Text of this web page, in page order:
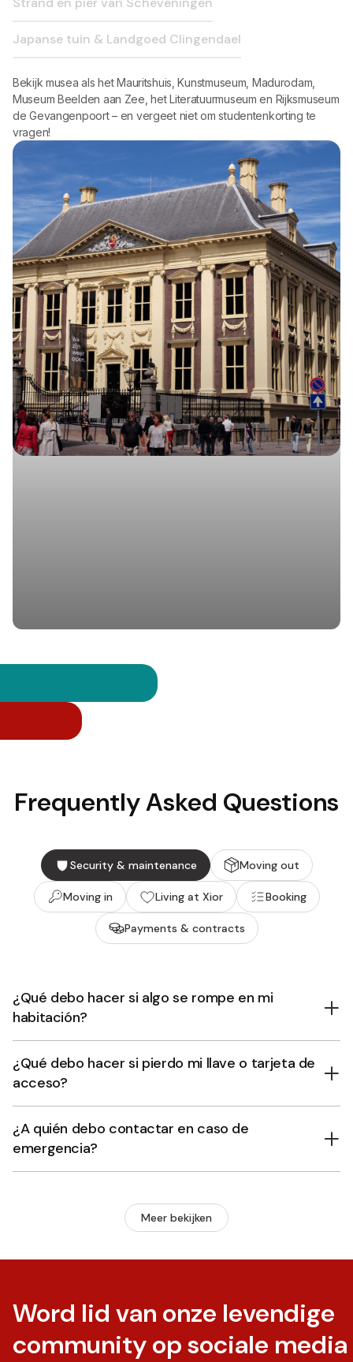
Japanse tuin & Landgoed Clingendael
Bekijk musea als het Mauritshuis, Kunstmuseum, Madurodam,
Museum Beelden aan Zee, het Literatuurmuseum en Rijksmuseum
de Gevangenpoort – en vergeet niet om studentenkorting te
vragen!
Frequently Asked Questions
Security & maintenance Moving out
Moving in Living at Xior Booking
Payments & contracts
¿Qué debo hacer si algo se rompe en mi
habitación?
¿Qué debo hacer si pierdo mi llave o tarjeta de
acceso?
¿A quién debo contactar en caso de
emergencia?
Meer bekijken
Word lid van onze levendige
community op sociale media